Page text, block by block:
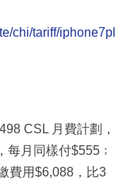
chi/tariff/iphone7pl
CSL 月費計劃，
月同樣付$555﹔
費用$6,088，比3